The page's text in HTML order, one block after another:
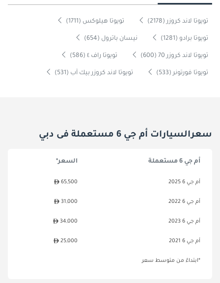
تويوتا لاند كروزر (2178) تويوتا هيلوكس (1711)
تويوتا برادو (1281) نيسان باترول (654)
تويوتا لاند كروزر 70 (600) تويوتا راف ٤ (586)
تويوتا فورتونر (533) تويوتا لاند كروزر بيك آب (531)
سعرالسيارات أم جي 6 مستعملة فى دبي
أم جي 6 مستعملة السعر*
أم جي 6 2025 65,500
أم جي 6 2022 31,000
أم جي 6 2023 34,000
أم جي 6 2021 25,000
*ابتداءً من متوسط سعر